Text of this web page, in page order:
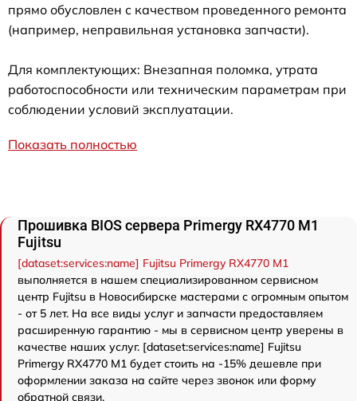
прямо обусловлен с качеством проведенного ремонта
(например, неправильная установка запчасти).
Для комплектующих: Внезапная поломка, утрата
работоспособности или техническим параметрам при
соблюдении условий эксплуатации.
Показать полностью
Прошивка BIOS сервера Primergy RX4770 M1
Fujitsu
[dataset:services:name] Fujitsu Primergy RX4770 M1
выполняется в нашем специализированном сервисном
центр Fujitsu в Новосибирске мастерами с огромным опытом
- от 5 лет. На все виды услуг и запчасти предоставляем
расширенную гарантию - мы в сервисном центр уверены в
качестве наших услуг. [dataset:services:name] Fujitsu
Primergy RX4770 M1 будет стоить на -15% дешевле при
оформлении заказа на сайте через звонок или форму
обратной связи.